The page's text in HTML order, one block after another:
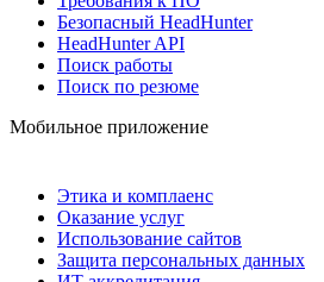
Безопасный HeadHunter
HeadHunter API
Поиск работы
Поиск по резюме
Мобильное приложение
Этика и комплаенс
Оказание услуг
Использование сайтов
Защита персональных данных